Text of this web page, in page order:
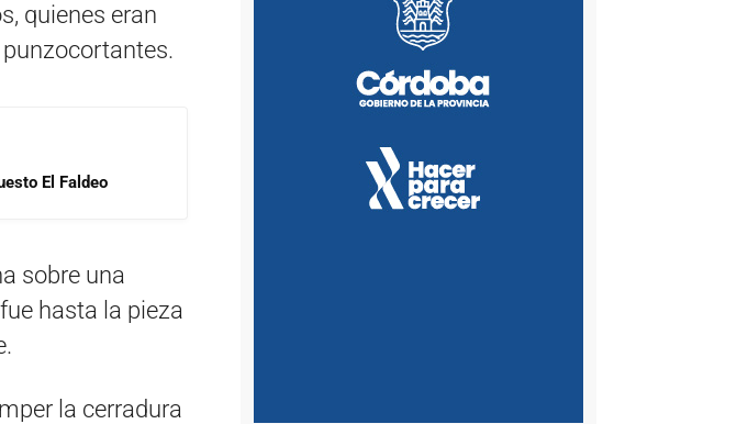
quienes eran
El Faldeo
sobre una
hasta la pieza
la cerradura